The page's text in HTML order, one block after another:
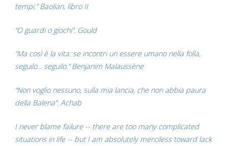
tempi.” Baolian, libro II
“O guardi o giochi”. Gould
“Ma così è la vita: se incontri un essere umano nella folla,
seguilo... seguilo.” Benjanim Malaussène
“Non voglio nessuno, sulla mia lancia, che non abbia paura
della Balena”. Achab
I never blame failure -- there are too many complicated
situations in life -- but I am absolutely merciless toward lack